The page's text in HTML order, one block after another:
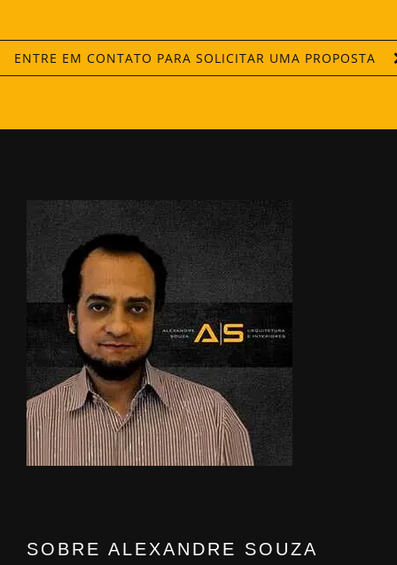
ENTRE EM CONTATO PARA SOLICITAR UMA PROPOSTA
SOBRE ALEXANDRE SOUZA